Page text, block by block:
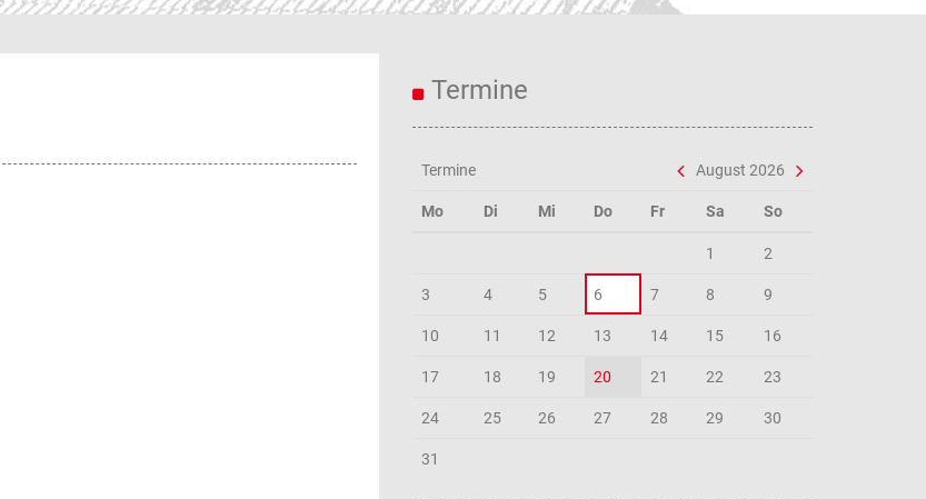
Termine
Termine August 2026
Mo Di Mi Do Fr Sa So
1 2
3 4 5 6 7 8 9
10 11 12 13 14 15 16
17 18 19 20 21 22 23
24 25 26 27 28 29 30
31